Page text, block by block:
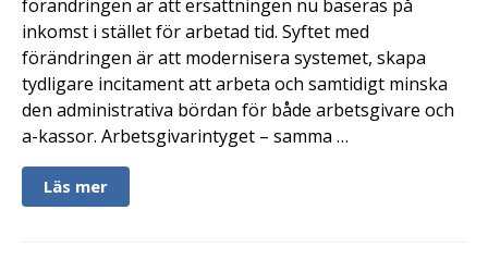
förändringen är att ersättningen nu baseras på
inkomst i stället för arbetad tid. Syftet med
förändringen är att modernisera systemet, skapa
tydligare incitament att arbeta och samtidigt minska
den administrativa bördan för både arbetsgivare och
a-kassor. Arbetsgivarintyget – samma …
Läs mer